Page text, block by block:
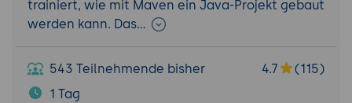
trainiert, wie mit Maven ein Java-Projekt gebaut
werden kann. Das…
543 Teilnehmende bisher 4.7
(115)
1 Tag